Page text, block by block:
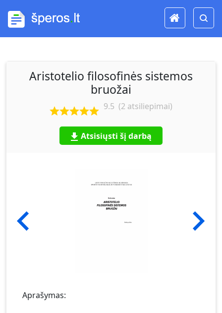
Aristotelio filosofinės sistemos
bruožai
9.5 (2 atsiliepimai)
Atsisiųsti šį darbą
Aprašymas: